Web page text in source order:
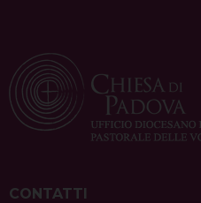
CONTATTI